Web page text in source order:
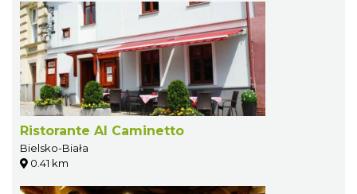
Ristorante Al Caminetto
Bielsko-Biała
0.41 km